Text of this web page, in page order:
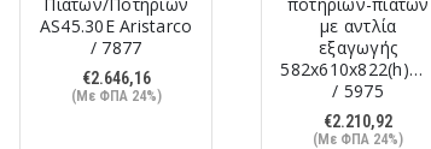
Πιάτων/Ποτηριών
AS45.30E Aristarco
/ 7877
€2.646,16
(Με ΦΠΑ 24%)
ποτηριών-πιάτων
με αντλία
εξαγωγής
582x610x822(h)mm
/ 5975
€2.210,92
(Με ΦΠΑ 24%)